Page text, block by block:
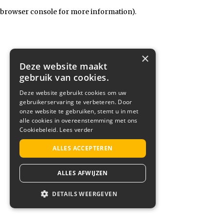
browser console for more information).
×
Deze website maakt
gebruik van cookies.
Deze website gebruikt cookies om uw
gebruikerservaring te verbeteren. Door
onze website te gebruiken, stemt u in met
alle cookies in overeenstemming met ons
Cookiebeleid. Lees verder
ALLES ACCEPTEREN
ALLES AFWIJZEN
DETAILS WEERGEVEN
STRIKT NOODZAKELIJK